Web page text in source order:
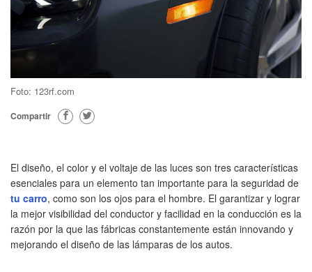
Foto: 123rf.com
Compartir
El diseño, el color y el voltaje de las luces son tres características
esenciales para un elemento tan importante para la seguridad de
tu carro, como son los ojos para el hombre. El garantizar y lograr
la mejor visibilidad del conductor y facilidad en la conducción es la
razón por la que las fábricas constantemente están innovando y
mejorando el diseño de las lámparas de los autos.